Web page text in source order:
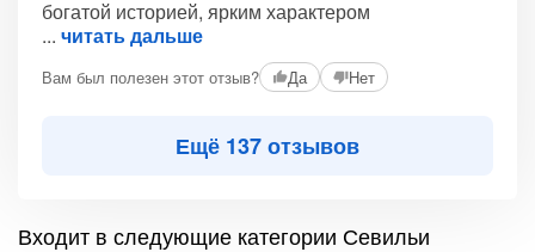
богатой историей, ярким характером
читать дальше
Вам был полезен этот отзыв? Да Нет
Ещё 137 отзывов
Входит в следующие категории Севильи